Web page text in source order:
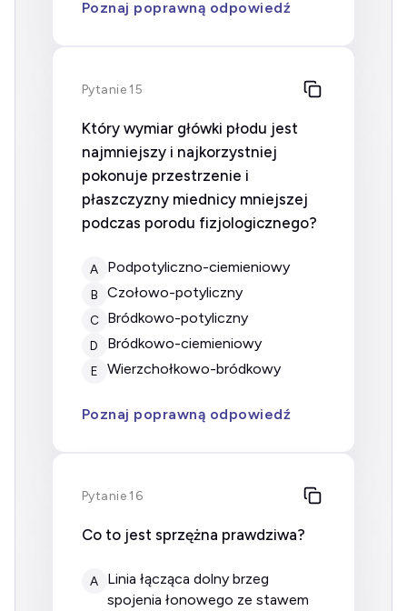
Poznaj poprawną odpowiedź
Pytanie 15
Który wymiar główki płodu jest
najmniejszy i najkorzystniej
pokonuje przestrzenie i
płaszczyzny miednicy mniejszej
podczas porodu fizjologicznego?
A podpotyliczno-ciemieniowy
B czołowo-potyliczny
C bródkowo-potyliczny
D bródkowo-ciemieniowy
E wierzchołkowo-bródkowy
Poznaj poprawną odpowiedź
Pytanie 16
Co to jest sprzężna prawdziwa?
A
linia łącząca dolny brzeg
spojenia łonowego ze stawem